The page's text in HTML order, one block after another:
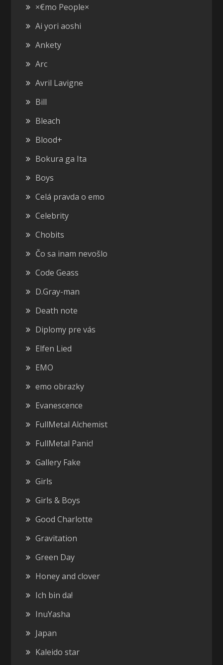
×€mo People×
Ai yori aoshi
Ankety
Arc
Avril Lavigne
Bill
Bleach
Blood+
Bokura ga Ita
Boys
Celá pravda o emo
Celebrity
Chobits
Čo sa inam nevošlo
Code Geass
D.Gray-man
Death note
Diplomy pre vás
Elfen Lied
EMO
emo obrazky
Evanescence
FullMetal Alchemist
FullMetal Panic!
Gallery Fake
Girls
Girls & Boys
Good Charlotte
Gravitation
Green Day
Honey and clover
Ich bin da!
InuYasha
Japan
Kaleido star